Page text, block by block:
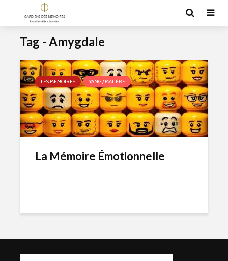
Tag - Amygdale
LES MÉMOIRES YANG / MATIÈRE
La Mémoire Émotionnelle